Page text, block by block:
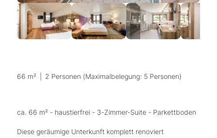
66 m² 2 Personen (Maximalbelegung: 5 Personen)
ca. 66 m² - haustierfrei - 3-Zimmer-Suite - Parkettboden
Diese geräumige Unterkunft komplett renoviert